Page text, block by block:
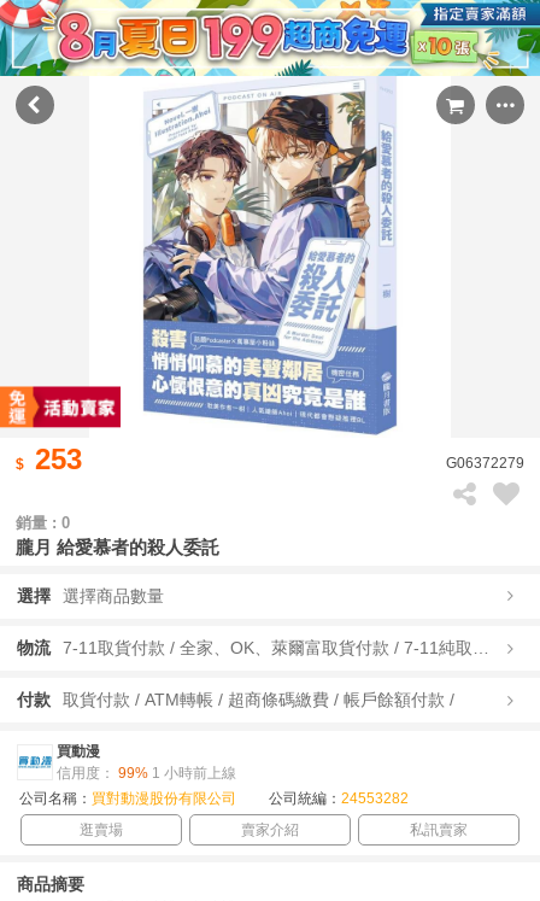
253 G06372279
銷量 : 0
朧月 給愛慕者的殺人委託
選擇 選擇商品數量
物流
付款 取貨付款 / ATM轉帳 / 超商條碼繳費 / 帳戶餘額付款 /
買動漫
信用度： 99% 1 小時前上線
公司名稱： 買對動漫股份有限公司 公司統編： 24553282
逛賣場
賣家介紹 私訊賣家
商品摘要